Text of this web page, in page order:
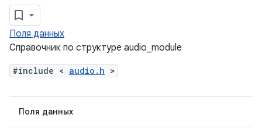
Поля данных
Справочник по структуре audio_module
#include < audio.h >
Поля данных